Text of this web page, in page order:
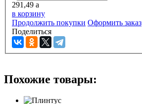
291,49 a
в корзину
Продолжить покупки Оформить заказ
Поделиться
Похожие товары: